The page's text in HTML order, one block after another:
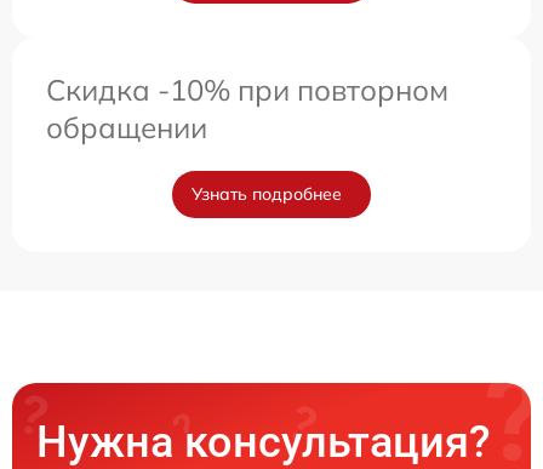
Скидка -10% при повторном
обращении
Узнать подробнее
Нужна консультация?